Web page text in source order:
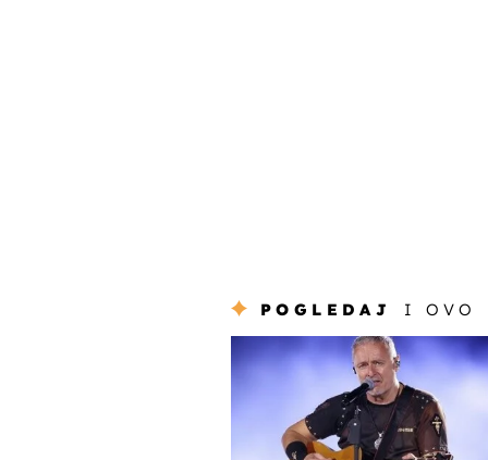
POGLEDAJ I OVO